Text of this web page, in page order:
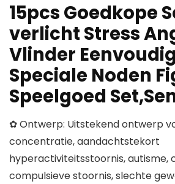
15pcs Goedkope
verlicht Stress
Vlinder
Speciale Noden
Speelgoed
✿ Ontwerp: Uitstekend ontwerp
concentratie, aandachtstekort
hyperactiviteitsstoornis, autisme,
compulsieve stoornis, slechte